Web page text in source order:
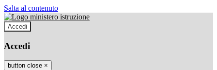
Salta al contenuto
Accedi
Accedi
button close ×